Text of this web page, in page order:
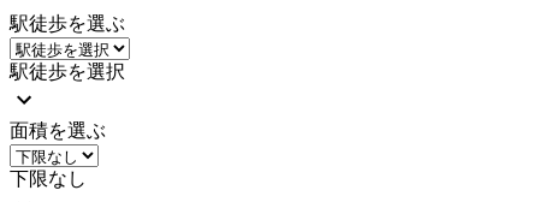
駅徒歩を選ぶ
駅徒歩を選択
面積を選ぶ
下限なし